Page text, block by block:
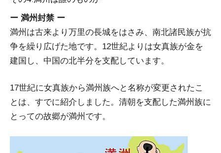
ー 満州封禁 ー
満州は古来より万里の長城をはさみ、南北諸民族が抗
争を繰り広げた地です。12世紀よりは女真族が金を
建国し、中国の北半分を支配しています。
17世紀に女真族から満州族へと名称が変更されたこ
とは、すでに紹介しました。清朝を支配した満州族に
とっての故郷が満州です。